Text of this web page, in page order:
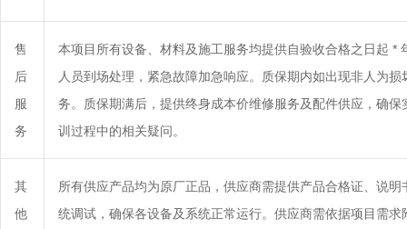
售
后
服
务
本项目所有设备、材料及施工服务均提供自验收合格之日起
人员到场处理，紧急故障加急响应。质保期内如出现非人为
务。质保期满后，提供终身成本价维修服务及配件供应，确
训过程中的相关疑问。
其
他
所有供应产品均为原厂正品，供应商需提供产品合格证、说
统调试，确保各设备及系统正常运行。供应商需依据项目需